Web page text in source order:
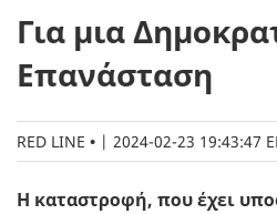
Για μια
Επανάσταση
RED LINE | 2024-02-23 19:43:47
Η καταστροφή, που έχει